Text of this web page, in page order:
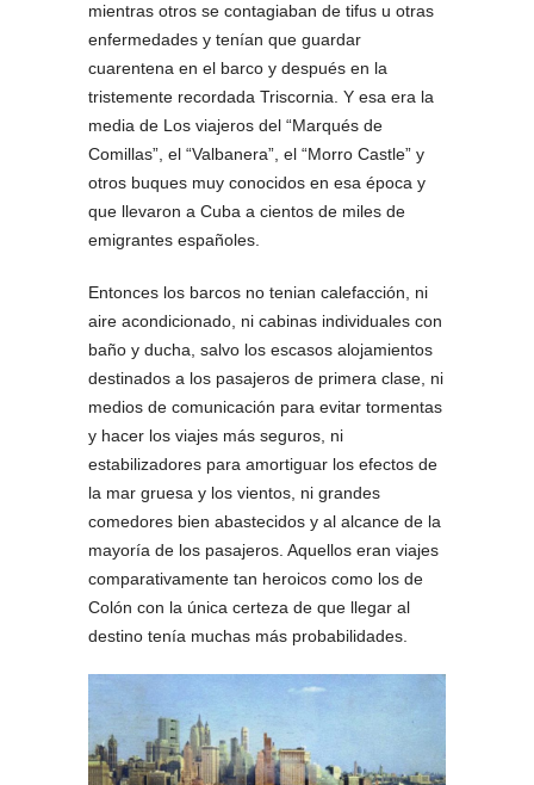
mientras otros se contagiaban de tifus u otras
enfermedades y tenían que guardar
cuarentena en el barco y después en la
tristemente recordada Triscornia. Y esa era la
media de Los viajeros del “Marqués de
Comillas”, el “Valbanera”, el “Morro Castle” y
otros buques muy conocidos en esa época y
que llevaron a Cuba a cientos de miles de
emigrantes españoles.
Entonces los barcos no tenian calefacción, ni
aire acondicionado, ni cabinas individuales con
baño y ducha, salvo los escasos alojamientos
destinados a los pasajeros de primera clase, ni
medios de comunicación para evitar tormentas
y hacer los viajes más seguros, ni
estabilizadores para amortiguar los efectos de
la mar gruesa y los vientos, ni grandes
comedores bien abastecidos y al alcance de la
mayoría de los pasajeros. Aquellos eran viajes
comparativamente tan heroicos como los de
Colón con la única certeza de que llegar al
destino tenía muchas más probabilidades.